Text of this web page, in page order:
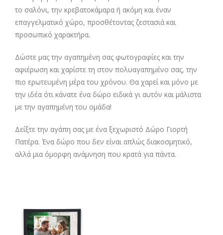
το σαλόνι, την κρεβατοκάμαρα ή ακόμη και έναν
επαγγελματικό χώρο, προσθέτοντας ζεστασιά και
προσωπικό χαρακτήρα.
Δώστε μας την αγαπημένη σας φωτογραφίες και την
αφιέρωση και χαρίστε τη στον πολυαγαπημένο σας, την
πιο ερωτευμένη μέρα του χρόνου. Θα χαρεί και μόνο με
την ιδέα ότι κάνατε ένα δώρο ειδικά γι αυτόν και μάλιστα
με την αγαπημένη του ομάδα!
Δείξτε την αγάπη σας με ένα ξεχωριστό Δώρο Γιορτή
Πατέρα. Ένα δώρο που δεν είναι απλώς διακοσμητικό,
αλλά μια όμορφη ανάμνηση που κρατά για πάντα.